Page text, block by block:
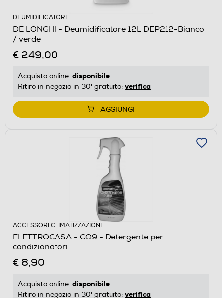
DEUMIDIFICATORI
DE LONGHI - Deumidificatore 12L DEP212-Bianco
/ verde
€ 249,00
Acquisto online: disponibile
Ritiro in negozio in 30' gratuito: verifica
AGGIUNGI
ACCESSORI CLIMATIZZAZIONE
ELETTROCASA - CO9 - Detergente per
condizionatori
€ 8,90
Acquisto online: disponibile
Ritiro in negozio in 30' gratuito: verifica